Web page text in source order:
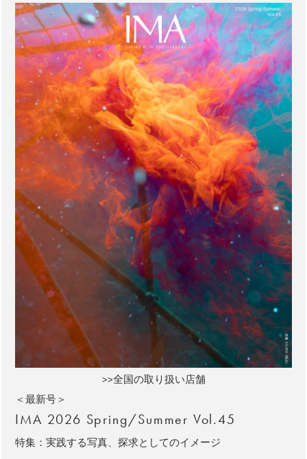
>>全国の取り扱い店舗
＜最新号＞
IMA 2026 Spring/Summer Vol.45
特集：実践する写真、探求としてのイメージ